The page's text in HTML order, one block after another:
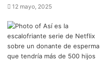
12 mayo, 2025